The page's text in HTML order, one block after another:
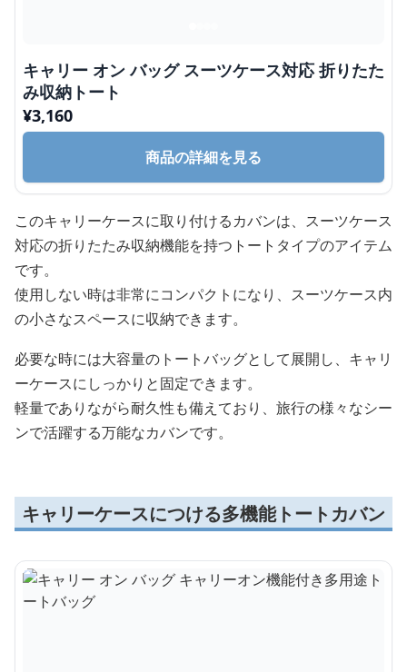
キャリー オン バッグ スーツケース対応 折りたた
み収納トート
¥3,160
商品の詳細を見る
このキャリーケースに取り付けるカバンは、スーツケース
対応の折りたたみ収納機能を持つトートタイプのアイテム
です。
使用しない時は非常にコンパクトになり、スーツケース内
の小さなスペースに収納できます。
必要な時には大容量のトートバッグとして展開し、キャリ
ーケースにしっかりと固定できます。
軽量でありながら耐久性も備えており、旅行の様々なシー
ンで活躍する万能なカバンです。
キャリーケースにつける多機能トートカバン